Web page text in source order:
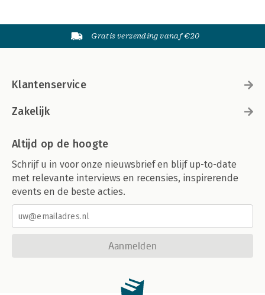
Gratis verzending vanaf €20
Klantenservice
Zakelijk
Altijd op de hoogte
Schrijf u in voor onze nieuwsbrief en blijf up-to-date
met relevante interviews en recensies, inspirerende
events en de beste acties.
Aanmelden